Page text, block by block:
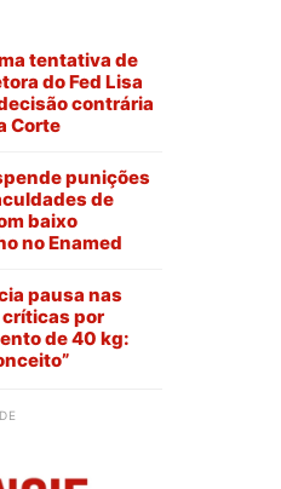
tentativa de
do Fed Lisa
contrária
Corte
punições
de
baixo
no Enamed
pausa nas
por
de 40 kg: